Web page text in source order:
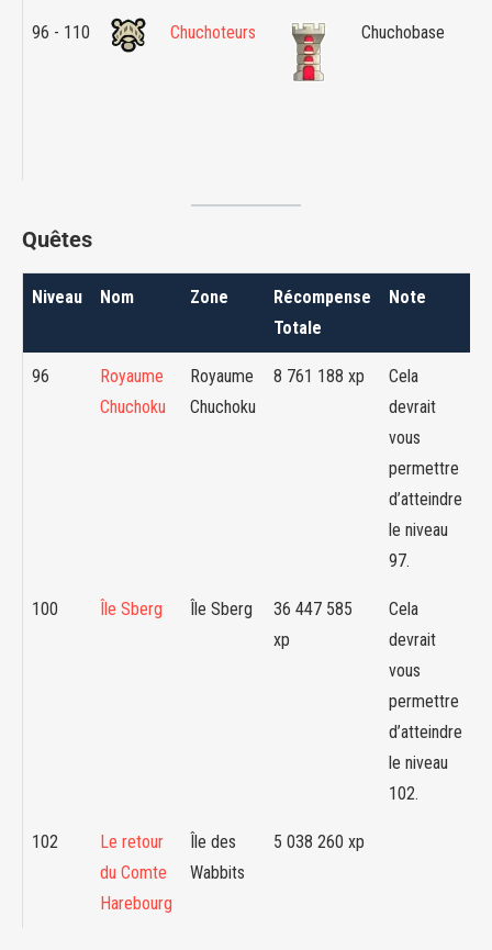
96 - 110 Chuchoteurs Chuchobase
Quêtes
Niveau Nom Zone
Récompense
Totale
Note
96
Royaume
Chuchoku
Royaume
Chuchoku
8 761 188 xp
Cela
devrait
vous
permettre
d’atteindre
le niveau
97.
100 Île Sberg Île Sberg
36 447 585
xp
Cela
devrait
vous
permettre
d’atteindre
le niveau
102.
102
Le retour
du Comte
Harebourg
Île des
Wabbits
5 038 260 xp